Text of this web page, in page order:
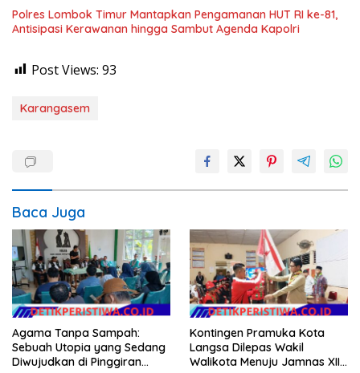
Polres Lombok Timur Mantapkan Pengamanan HUT RI ke-81,
Antisipasi Kerawanan hingga Sambut Agenda Kapolri
Post Views: 93
Karangasem
Baca Juga
Agama Tanpa Sampah:
Sebuah Utopia yang Sedang
Diwujudkan di Pinggiran
Kontingen Pramuka Kota
Langsa Dilepas Wakil
Walikota Menuju Jamnas XII